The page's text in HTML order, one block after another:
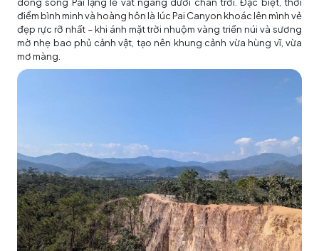
điểm bình minh và hoàng hôn là lúc Pai Canyon khoác lên mình vẻ
đẹp rực rỡ nhất – khi ánh mặt trời nhuộm vàng triền núi và sương
mờ nhẹ bao phủ cảnh vật, tạo nên khung cảnh vừa hùng vĩ, vừa
mơ màng.